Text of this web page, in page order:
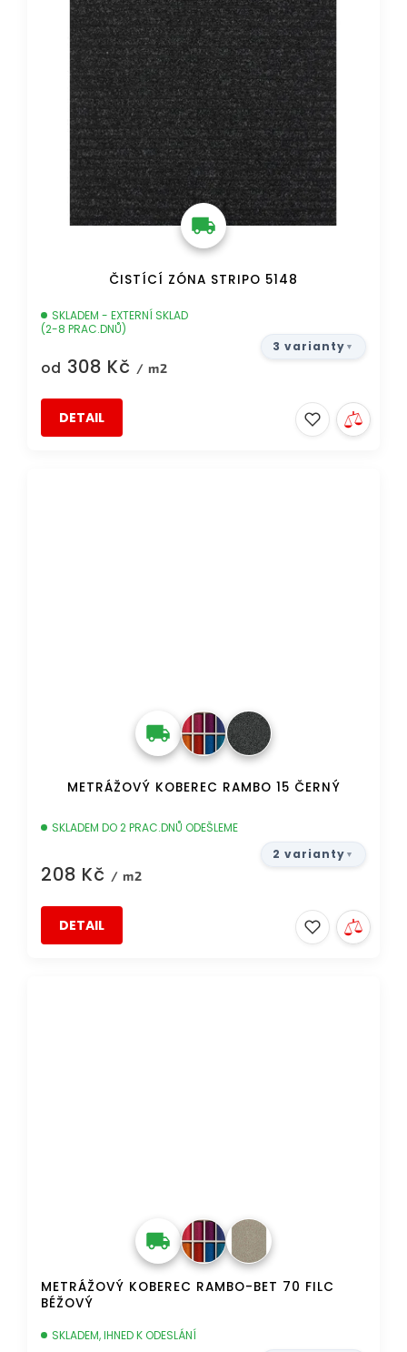
ČISTÍCÍ ZÓNA STRIPO 5148
SKLADEM - EXTERNÍ SKLAD
(2-8 PRAC.DNŮ)
od 308 Kč / m2
DETAIL
3 varianty
METRÁŽOVÝ KOBEREC RAMBO 15 ČERNÝ
SKLADEM DO 2 PRAC.DNŮ ODEŠLEME
208 Kč / m2
DETAIL
2 varianty
METRÁŽOVÝ KOBEREC RAMBO-BET 70 FILC
BÉŽOVÝ
SKLADEM, IHNED K ODESLÁNÍ